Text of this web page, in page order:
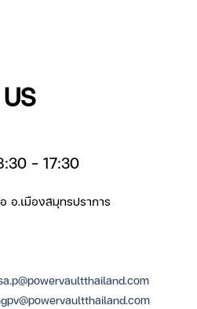
– 17:30
อ.เมืองสมุทรปราการ